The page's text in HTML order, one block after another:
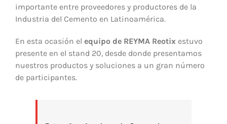
importante entre proveedores y productores de la
Industria del Cemento en Latinoamérica.
En esta ocasión el equipo de REYMA Reotixestuvo
presente en el stand 20, desde donde presentamos
nuestros productos y soluciones a un gran número
de participantes.